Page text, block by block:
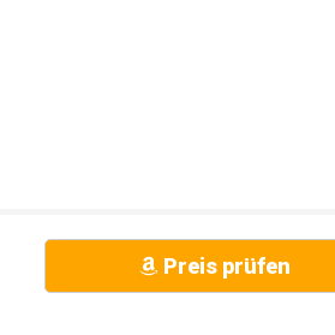
Preis prüfen